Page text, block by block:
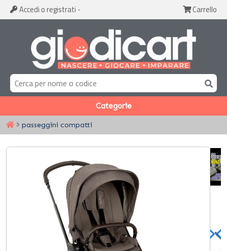
Accedi o registrati - Carrello
Categorie
passeggini compatti